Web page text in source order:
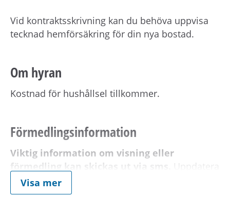
Vid kontraktsskrivning kan du behöva uppvisa
tecknad hemförsäkring för din nya bostad.
Om hyran
Kostnad för hushållsel tillkommer.
Förmedlingsinformation
Viktig information om visning eller
förmedling kan skickas ut via sms.
Uppdatera
dina kontaktuppgifter på Mina sidor.
Visa mer